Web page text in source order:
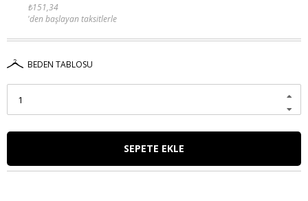
₺151,34
'den başlayan taksitlerle
BEDEN TABLOSU